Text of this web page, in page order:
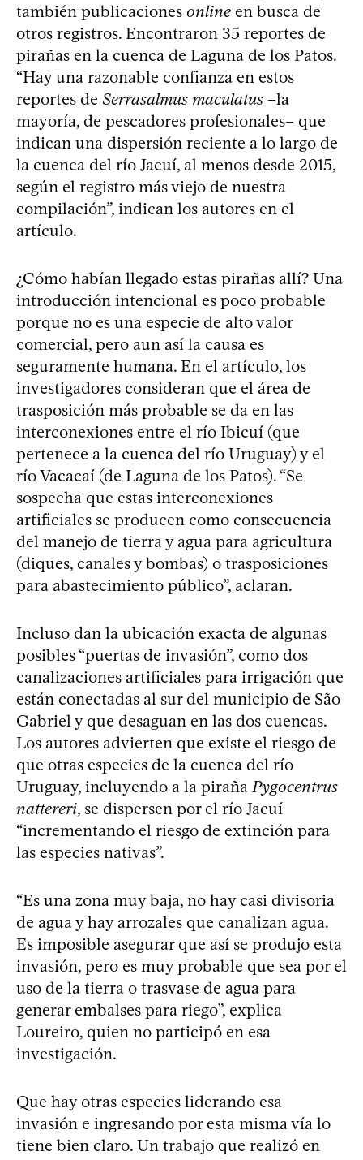
también publicaciones online en busca de
otros registros. Encontraron 35 reportes de
pirañas en la cuenca de Laguna de los Patos.
“Hay una razonable confianza en estos
reportes de Serrasalmus maculatus –la
mayoría, de pescadores profesionales– que
indican una dispersión reciente a lo largo de
la cuenca del río Jacuí, al menos desde 2015,
según el registro más viejo de nuestra
compilación”, indican los autores en el
artículo.
¿Cómo habían llegado estas pirañas allí? Una
introducción intencional es poco probable
porque no es una especie de alto valor
comercial, pero aun así la causa es
seguramente humana. En el artículo, los
investigadores consideran que el área de
trasposición más probable se da en las
interconexiones entre el río Ibicuí (que
pertenece a la cuenca del río Uruguay) y el
río Vacacaí (de Laguna de los Patos). “Se
sospecha que estas interconexiones
artificiales se producen como consecuencia
del manejo de tierra y agua para agricultura
(diques, canales y bombas) o trasposiciones
para abastecimiento público”, aclaran.
Incluso dan la ubicación exacta de algunas
posibles “puertas de invasión”, como dos
canalizaciones artificiales para irrigación que
están conectadas al sur del municipio de São
Gabriel y que desaguan en las dos cuencas.
Los autores advierten que existe el riesgo de
que otras especies de la cuenca del río
Uruguay, incluyendo a la pirañaPygocentrus
nattereri, se dispersen por el río Jacuí
“incrementando el riesgo de extinción para
las especies nativas”.
“Es una zona muy baja, no hay casi divisoria
de agua y hay arrozales que canalizan agua.
Es imposible asegurar que así se produjo esta
invasión, pero es muy probable que sea por el
uso de la tierra o trasvase de agua para
generar embalses para riego”, explica
Loureiro, quien no participó en esa
investigación.
Que hay otras especies liderando esa
invasión e ingresando por esta misma vía lo
tiene bien claro. Un trabajo que realizó en